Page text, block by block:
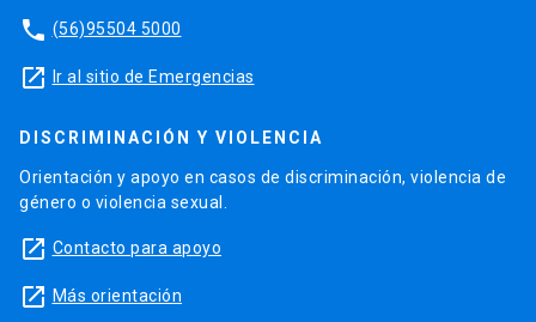
phone (56)95504 5000
launch Ir al sitio de Emergencias
DISCRIMINACIÓN Y VIOLENCIA
Orientación y apoyo en casos de discriminación, violencia de
género o violencia sexual.
launch Contacto para apoyo
launch Más orientación